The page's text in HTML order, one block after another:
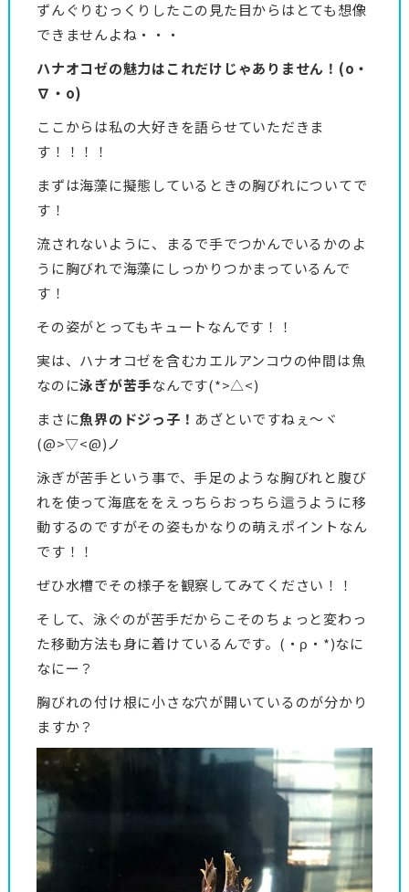
ずんぐりむっくりしたこの見た目からはとても想像
できませんよね・・・
ハナオコゼの魅力はこれだけじゃありません！(o・
∇・o)
ここからは私の大好きを語らせていただきま
す！！！！
まずは海藻に擬態しているときの胸びれについてで
す！
流されないように、まるで手でつかんでいるかのよ
うに胸びれで海藻にしっかりつかまっているんで
す！
その姿がとってもキュートなんです！！
実は、ハナオコゼを含むカエルアンコウの仲間は魚
なのに泳ぎが苦手なんです(*>△<)
まさに魚界のドジっ子！ あざといですねぇ～ヾ
(@>▽<@)ノ
泳ぎが苦手という事で、手足のような胸びれと腹び
れを使って海底ををえっちらおっちら這うように移
動するのですがその姿もかなりの萌えポイントなん
です！！
ぜひ水槽でその様子を観察してみてください！！
そして、泳ぐのが苦手だからこそのちょっと変わっ
た移動方法も身に着けているんです。(・ρ・*)なに
なにー？
胸びれの付け根に小さな穴が開いているのが分かり
ますか？